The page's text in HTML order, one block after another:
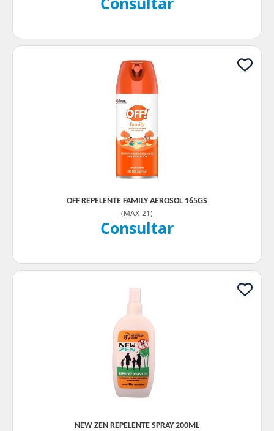
OFF REPELENTE FAMILY AEROSOL 165GS
(MAX-21)
Consultar
NEW ZEN REPELENTE SPRAY 200ML